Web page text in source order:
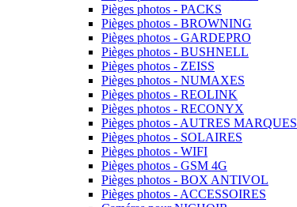
Pièges photos - PACKS
Pièges photos - BROWNING
Pièges photos - GARDEPRO
Pièges photos - BUSHNELL
Pièges photos - ZEISS
Pièges photos - NUMAXES
Pièges photos - REOLINK
Pièges photos - RECONYX
Pièges photos - AUTRES MARQUES
Pièges photos - SOLAIRES
Pièges photos - WIFI
Pièges photos - GSM 4G
Pièges photos - BOX ANTIVOL
Pièges photos - ACCESSOIRES